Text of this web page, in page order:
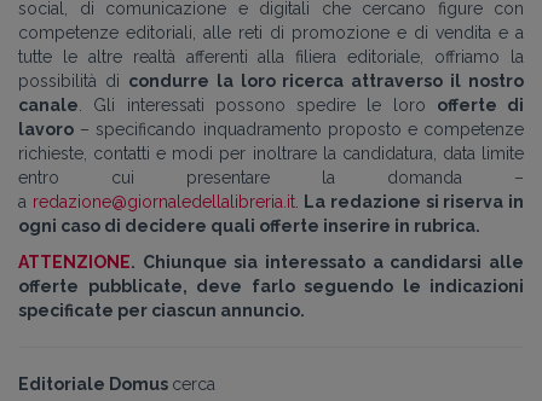
social, di comunicazione e digitali che cercano figure con
competenze editoriali, alle reti di promozione e di vendita e a
tutte le altre realtà afferenti alla filiera editoriale, offriamo la
possibilità di condurre la loro ricerca attraverso il nostro
canale . Gli interessati possono spedire le loro offerte di
lavoro – specificando inquadramento proposto e competenze
richieste, contatti e modi per inoltrare la candidatura, data limite
entro cui presentare la domanda –
a redazione@giornaledellalibreria.it.
La redazione si riserva in
ogni caso di decidere quali offerte inserire in rubrica.
ATTENZIONE. Chiunque sia interessato a candidarsi alle
offerte pubblicate, deve farlo seguendo le indicazioni
specificate per ciascun annuncio.
Editoriale Domus cerca